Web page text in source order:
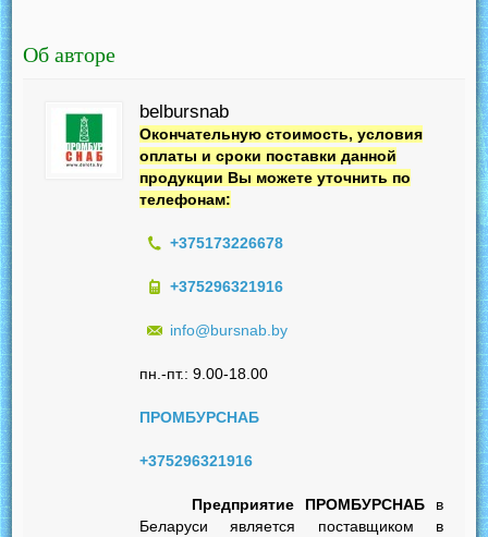
Об авторе
belbursnab
Окончательную стоимость, условия
оплаты и сроки поставки данной
продукции Вы можете уточнить по
телефонам:
+375173226678
+375296321916
info@bursnab.by
пн.-пт.: 9.00-18.00
ПРОМБУРСНАБ
+375296321916
Предприятие ПРОМБУРСНАБ в
Беларуси является поставщиком в